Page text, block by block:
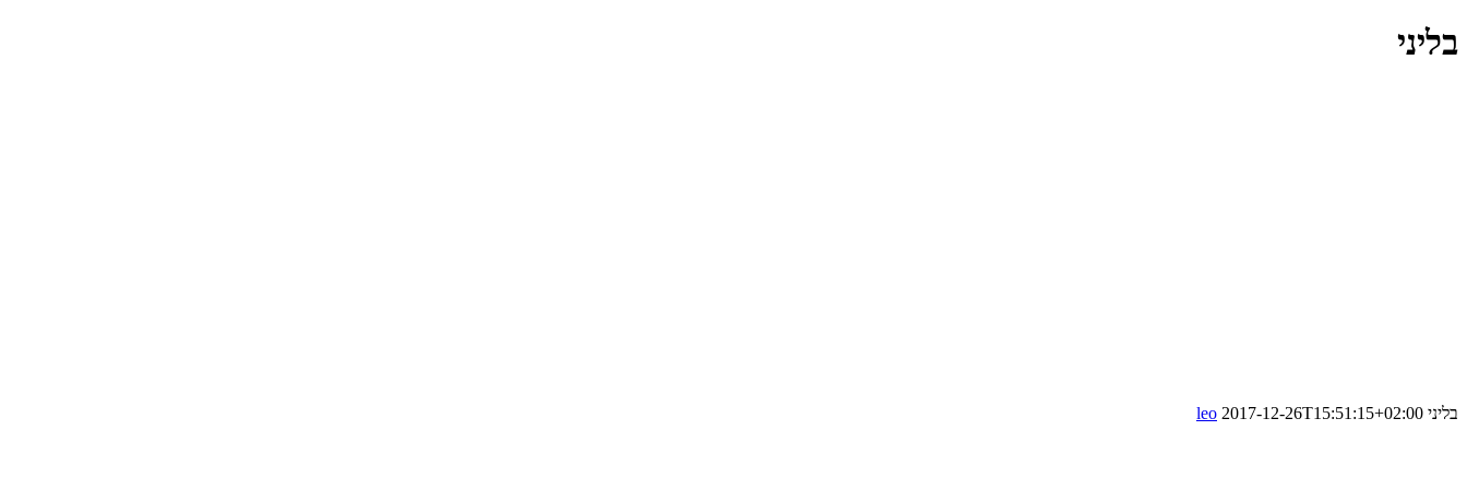
בליני
בליני leo 2017-12-26T15:51:15+02:00